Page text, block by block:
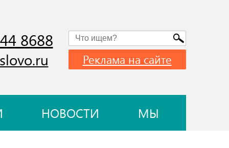
8688
Реклама на сайте
НОВОСТИ МЫ